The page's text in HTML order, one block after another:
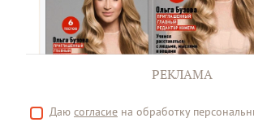
РЕКЛАМА
Даю согласие на обработку